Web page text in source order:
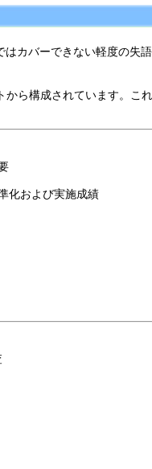
カバーできない軽度の失
ら構成されています。こ
化および実施成績